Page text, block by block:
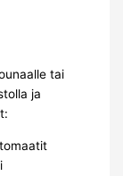
tai
ja